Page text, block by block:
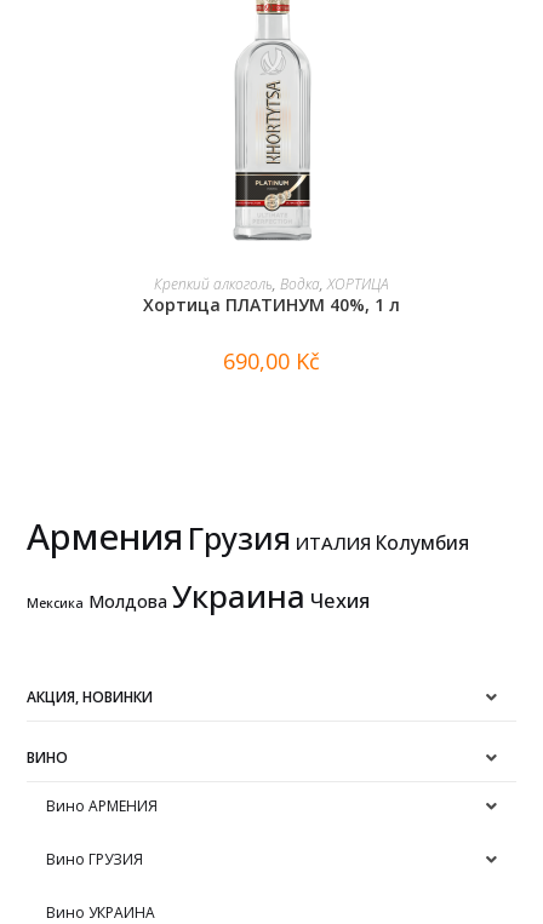
В КОРЗИНУ
Крепкий алкоголь, Водка,ХОРТИЦА
Хортица ПЛАТИНУМ 40%, 1 л
690,00 Kč
Армения Грузия ИТАЛИЯ Колумбия
Мексика Молдова Украина Чехия
АКЦИЯ, НОВИНКИ
ВИНО
Вино АРМЕНИЯ
Вино ГРУЗИЯ
Вино УКРАИНА